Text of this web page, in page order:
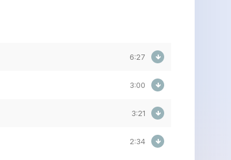
6:27
3:00
3:21
2:34